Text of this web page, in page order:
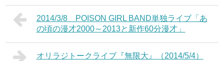
2014/3/8 POISON GIRL BAND単独ライブ「あ
の頃の漫才2000～2013と新作60分漫才」
オリラジトークライブ『無限大』（2014/5/4）